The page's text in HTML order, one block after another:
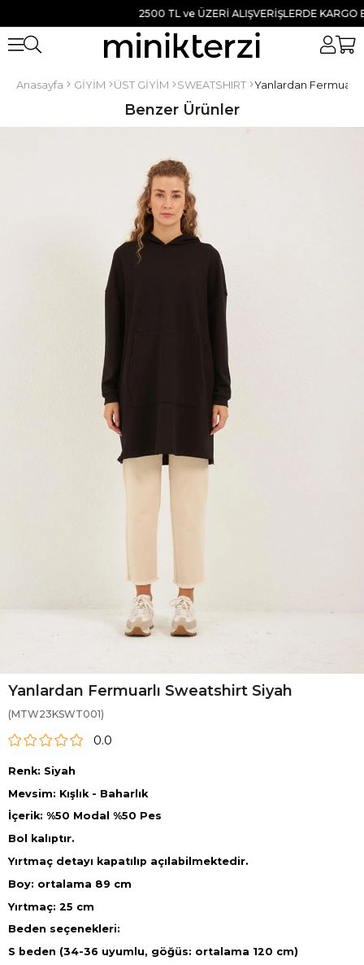
2500 TL ve ÜZERİ ALIŞVERİŞLERDE KARGO
Anasayfa GİYİM ÜST GİYİM SWEATSHIRT Yanlardan
Benzer Ürünler
Yanlardan Fermuarlı Sweatshirt Siyah
(MTW23KSWT001)
0.0
Renk: Siyah
Mevsim: Kışlık - Baharlık
İçerik: %50 Modal %50 Pes
Bol kalıptır.
Yırtmaç detayı kapatılıp açılabilmektedir.
Boy: ortalama 89 cm
Yırtmaç: 25 cm
Beden seçenekleri:
S beden (34-36 uyumlu, göğüs: ortalama 120 cm)